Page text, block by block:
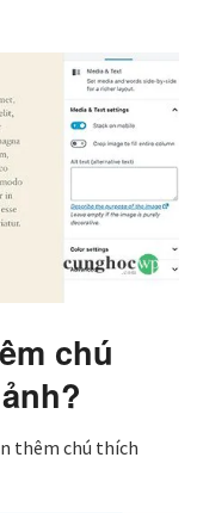
chú
thêm chú thích